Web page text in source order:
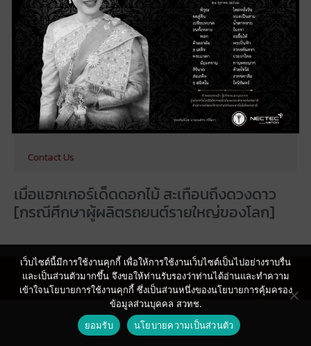
Services
Testbed
Research
Publications
News & Events
Contact Us
เมื่อแฮกเกอร์เด็ดดอกไม้ สะเทือนถึงดวงดาว
[กรณีศึกษาผู้ผลิตรถยนต์รายใหญ่ของโลก]
ศูนย์นวัตกรรมการผลิตยั่งยืน © 2021 |Privacy Policy|Terms
เว็บไซต์นี้มีการใช้งานคุกกี้ เพื่อให้การใช้งานเว็บไซต์เป็นไปอย่างราบรื่น
และเป็นส่วนตัวมากขึ้น จึงขอให้ท่านรับรองว่าท่านได้อ่านและทำความ
เข้าใจนโยบายการใช้งานคุกกี้ ซึ่งเป็นส่วนหนึ่งของนโยบายการคุ้มครอง
ข้อมูลส่วนบุคคล สวทช.
ยอมรับ
นโยบายความเป็นส่วนตัว